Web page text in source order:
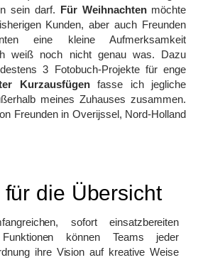
sein darf. Für Weihnachtenmöchte
Kunden, aber auch Freunden
eine kleine Aufmerksamkeit
weiß noch nicht genau was. Dazu
3 Fotobuch-Projekte für enge
Kurzausfügenfasse ich jegliche
meines Zuhauses zusammen.
Freunden in Overijssel, Nord-Holland
für die Übersicht
sofort einsatzbereiten
können Teams jeder
ihre Vision auf kreative Weise